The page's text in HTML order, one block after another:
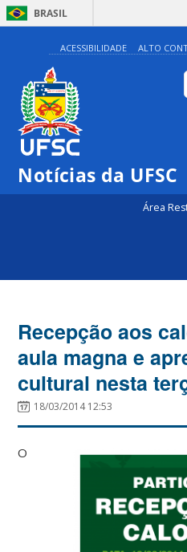
BRASIL
ACESSIBILIDADE ALTO
Notícias da UFSC
Área
Recepção aos
aula magna e
cultural nesta
18/03/2014 12:53
O